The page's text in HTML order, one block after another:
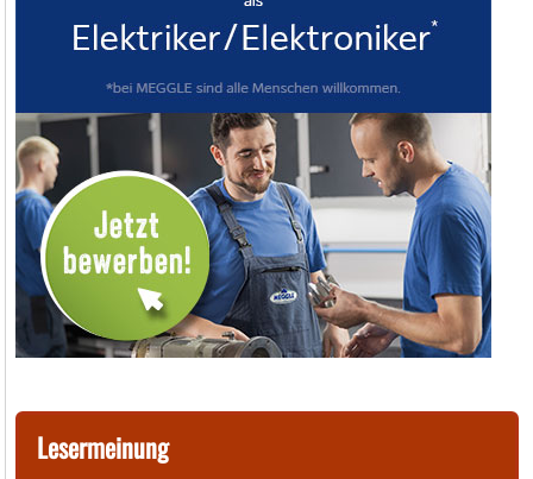
Lesermeinung